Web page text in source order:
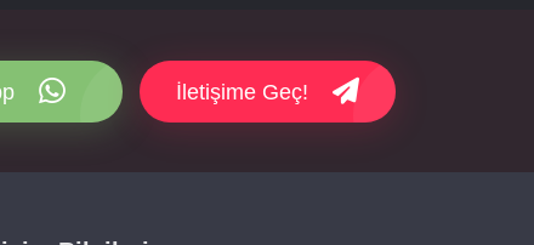
İletişime Geç!